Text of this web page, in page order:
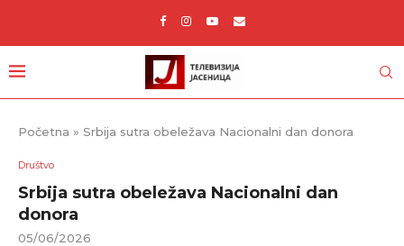
Početna » Srbija sutra obeležava Nacionalni dan donora
Društvo
Srbija sutra obeležava Nacionalni dan
donora
05/06/2026